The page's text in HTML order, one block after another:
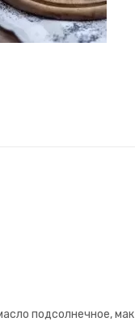
подсолнечное,